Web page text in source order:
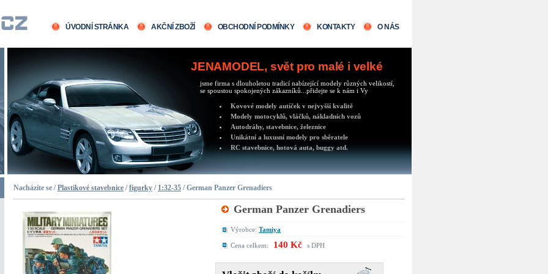
ÚVODNÍ STRÁNKA AKČNÍ ZBOŽÍ OBCHODNÍ PODMÍNKY KONTAKTY O NÁS
JENAMODEL, svět pro malé i velké
jsme firma s dlouholetou tradicí nabízející modely různých velikostí,
se spoustou spokojených zákazníků...přidejte se k nám i Vy
Kovové modely autíček v nejvyšší kvalitě
Modely motocyklů, vláčků, nákladních vozů
Autodráhy, stavebnice, železnice
Unikátní a luxusní modely pro sběratele
RC stavebnice, hotová auta, buggy atd.
Nacházíte se /Plastikové stavebnice /figurky / 1:32-35 / German Panzer Grenadiers
German Panzer Grenadiers
Výrobce: Tamiya
Cena celkem: 140 Kč s DPH